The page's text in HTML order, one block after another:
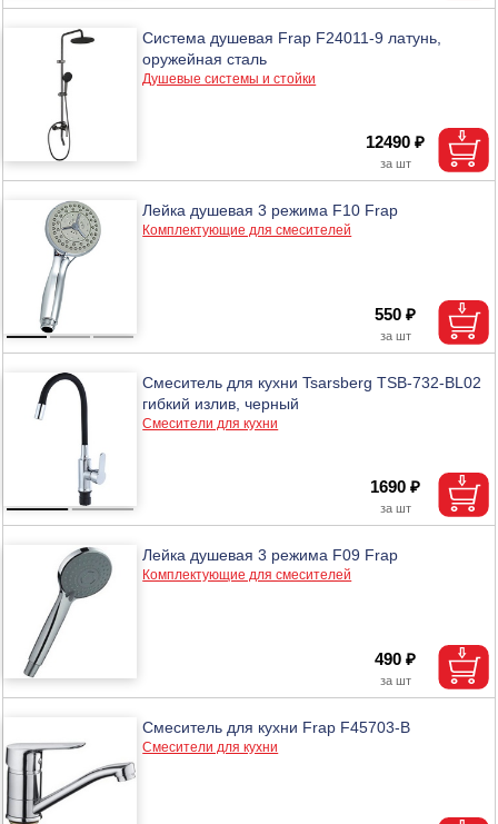
Система душевая Frap F24011-9 латунь,
оружейная сталь
Душевые системы и стойки
12490 ₽
Лейка душевая 3 режима F10 Frap
Комплектующие для смесителей
550 ₽
Смеситель для кухни Tsarsberg TSB-732-BL02
гибкий излив, черный
Смесители для кухни
1690 ₽
Лейка душевая 3 режима F09 Frap
Комплектующие для смесителей
490 ₽
Смеситель для кухни Frap F45703-В
Смесители для кухни